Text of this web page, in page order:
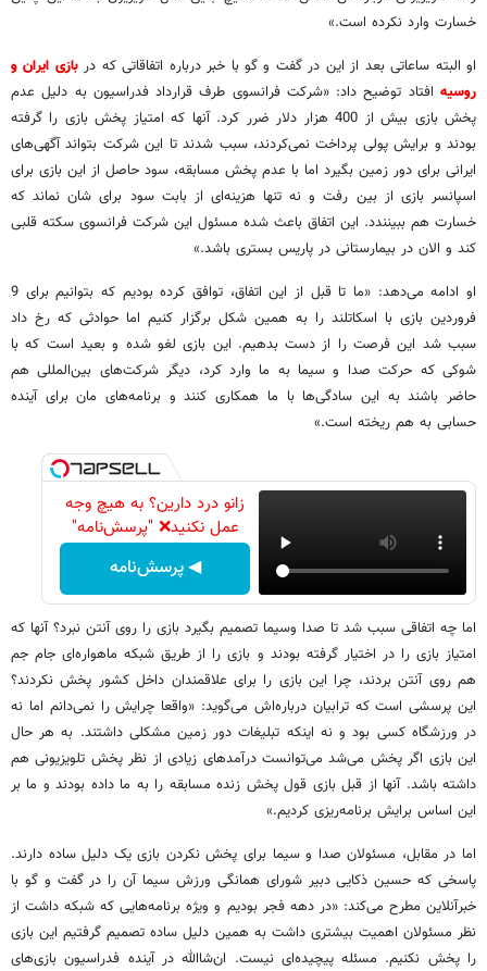
خسارت وارد نکرده است.»
او البته ساعاتی بعد از این در گفت و گو با خبر درباره اتفاقاتی که دربازی ایران و
روسیه افتاد توضیح داد: «شرکت فرانسوی طرف قرارداد فدراسیون به دلیل عدم
پخش بازی بیش از 400 هزار دلار ضرر کرد. آنها که امتیاز پخش بازی را گرفته
بودند و برایش پولی پرداخت نمی‌کردند، سبب شدند تا این شرکت بتواند آگهی‌های
ایرانی برای دور زمین بگیرد اما با عدم پخش مسابقه، سود حاصل از این بازی برای
اسپانسر بازی از بین رفت و نه تنها هزینه‌ای از بابت سود برای شان نماند که
خسارت هم ببینندد. این اتفاق باعث شده مسئول این شرکت فرانسوی سکته قلبی
کند و الان در بیمارستانی در پاریس بستری باشد.»
او ادامه می‌دهد: «ما تا قبل از این اتفاق، توافق کرده بودیم که بتوانیم برای 9
فروردین بازی با اسکاتلند را به همین شکل برگزار کنیم اما حوادثی که رخ داد
سبب شد این فرصت را از دست بدهیم. این بازی لغو شده و بعید است که با
شوکی که حرکت صدا و سیما به ما وارد کرد، دیگر شرکت‌های بین‌المللی هم
حاضر باشند به این سادگی‌ها با ما همکاری کنند و برنامه‌های مان برای آینده
حسابی به هم ریخته است.»
زانو درد دارین؟ به هیچ وجه
عمل نکنید❌ "پرسش‌نامه"
◀ پرسش‌نامه
اما چه اتفاقی سبب شد تا صدا وسیما تصمیم بگیرد بازی را روی آنتن نبرد؟ آنها که
امتیاز بازی را در اختیار گرفته بودند و بازی را از طریق شبکه ماهواره‌ای جام جم
هم روی آنتن بردند، چرا این بازی را برای علاقمندان داخل کشور پخش نکردند؟
این پرسشی است که ترابیان درباره‌اش می‌گوید: «واقعا چرایش را نمی‌دانم اما نه
در ورزشگاه کسی بود و نه اینکه تبلیغات دور زمین مشکلی داشتند. به هر حال
این بازی اگر پخش می‌شد می‌توانست درآمدهای زیادی از نظر پخش تلویزیونی هم
داشته باشد. آنها از قبل بازی قول پخش زنده مسابقه را به ما داده بودند و ما بر
این اساس برایش برنامه‌ریزی کردیم.»
اما در مقابل، مسئولان صدا و سیما برای پخش نکردن بازی یک دلیل ساده دارند.
پاسخی که حسین ذکایی دبیر شورای همانگی ورزش سیما آن را در گفت و گو با
خبرآنلاین مطرح می‌کند: «در دهه فجر بودیم و ویژه برنامه‌هایی که شبکه داشت از
نظر مسئولان اهمیت بیشتری داشت به همین دلیل ساده تصمیم گرفتیم این بازی
را پخش نکنیم. مسئله پیچیده‌ای نیست. ان‌شاالله در آینده فدراسیون بازی‌های